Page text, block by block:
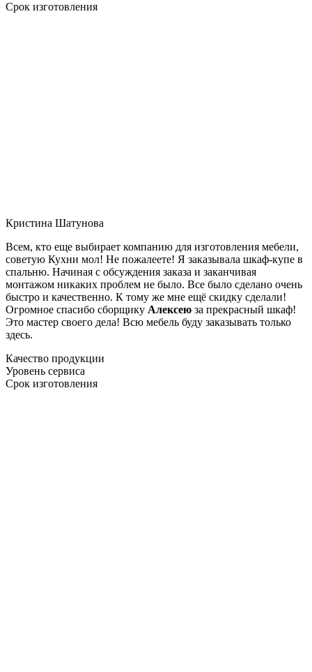
Срок изготовления
Кристина Шатунова
Всем, кто еще выбирает компанию для изготовления мебели,
советую Кухни мол! Не пожалеете! Я заказывала шкаф-купе в
спальню. Начиная с обсуждения заказа и заканчивая
монтажом никаких проблем не было. Все было сделано очень
быстро и качественно. К тому же мне ещё скидку сделали!
Огромное спасибо сборщику Алексею за прекрасный шкаф!
Это мастер своего дела! Всю мебель буду заказывать только
здесь.
Качество продукции
Уровень сервиса
Срок изготовления